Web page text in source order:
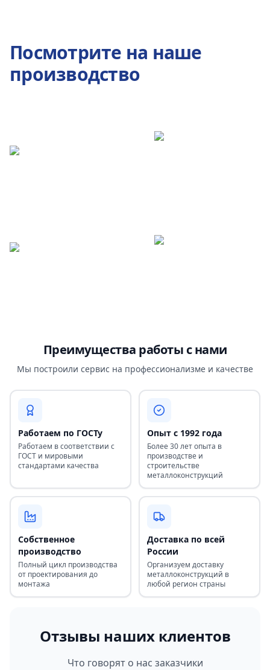
Посмотрите на наше
производство
Преимущества работы с нами
Мы построили сервис на профессионализме и качестве
Работаем по ГОСТу
Работаем в соответствии с
ГОСТ и мировыми
стандартами качества
Опыт с 1992 года
Более 30 лет опыта в
производстве и
строительстве
металлоконструкций
Собственное
производство
Полный цикл производства
от проектирования до
монтажа
Доставка по всей
России
Организуем доставку
металлоконструкций в
любой регион страны
Отзывы наших клиентов
Что говорят о нас заказчики